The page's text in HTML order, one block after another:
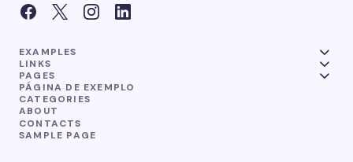
EXAMPLES
LINKS
PAGES
PÁGINA DE EXEMPLO
CATEGORIES
ABOUT
CONTACTS
SAMPLE PAGE